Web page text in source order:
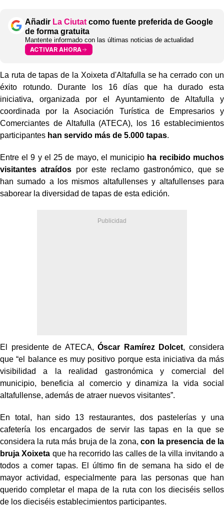
Añadir La Ciutatcomo fuente preferida de Google
de forma gratuita
Mantente informado con las últimas noticias de actualidad
ACTIVAR AHORA
La ruta de tapas de la Xoixeta d'Altafulla se ha cerrado con un
éxito rotundo. Durante los 16 días que ha durado esta
iniciativa, organizada por el Ayuntamiento de Altafulla y
coordinada por la Asociación Turística de Empresarios y
Comerciantes de Altafulla (ATECA), los 16 establecimientos
participantes han servido más de 5.000 tapas.
Entre el 9 y el 25 de mayo, el municipio ha recibido muchos
visitantes atraídos por este reclamo gastronómico, que se
han sumado a los mismos altafullenses y altafullenses para
saborear la diversidad de tapas de esta edición.
El presidente de ATECA,Óscar Ramírez Dolcet, considera
que “el balance es muy positivo porque esta iniciativa da más
visibilidad a la realidad gastronómica y comercial del
municipio, beneficia al comercio y dinamiza la vida social
altafullense, además de atraer nuevos visitantes”.
En total, han sido 13 restaurantes, dos pastelerías y una
cafetería los encargados de servir las tapas en la que se
considera la ruta más bruja de la zona,con la presencia de la
bruja Xoixeta que ha recorrido las calles de la villa invitando a
todos a comer tapas. El último fin de semana ha sido el de
mayor actividad, especialmente para las personas que han
querido completar el mapa de la ruta con los dieciséis sellos
de los dieciséis establecimientos participantes.